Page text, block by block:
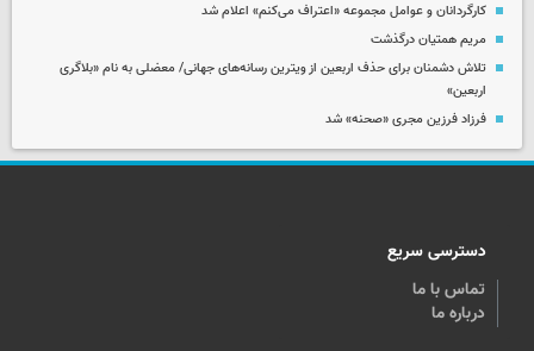
کارگردانان و عوامل مجموعه «اعتراف می‌کنم» اعلام شد
مریم همتیان درگذشت
تلاش دشمنان برای حذف اربعین از ویترین رسانه‌های جهانی/ معضلی به نام «بلاگری
اربعین»
فرزاد فرزین مجری «صحنه» شد
دسترسی سریع
تماس با ما
درباره ما